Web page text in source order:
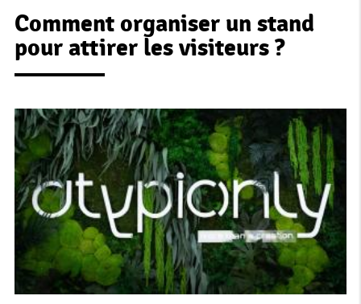
Comment organiser un stand
pour attirer les visiteurs ?